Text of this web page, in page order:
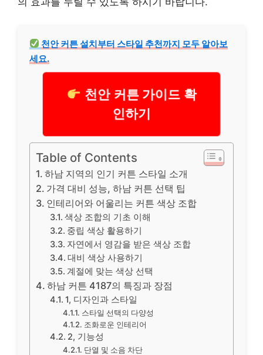
천안 커튼 설치부터 스타일 추천까지 모두 알아보
세요.
천안 커튼 가이드 확
인하기
Table of Contents
하남 지역의 인기 커튼 스타일 소개
가격 대비 성능, 하남 커튼 선택 팁
인테리어와 어울리는 커튼 색상 조합
색상 조합의 기초 이해
중립 색상 활용하기
자연에서 영감을 받은 색상 조합
대비 색상 사용하기
계절에 맞는 색상 선택
하남 커튼 4187의 특징과 장점
1, 디자인과 스타일
스타일 선택의 다양성
조화로운 인테리어
2, 기능성
단열 및 소음 차단